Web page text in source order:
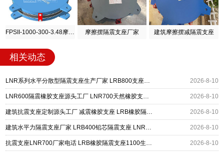
摩擦摆隔震支座厂家 建筑摩擦摆减隔震支座
相关动态
LNR系列水平分散型隔震支座生产厂家 LRB800支座源头工厂 LNR1000橡胶支座源头工厂 2026-8-10
LNR600隔震橡胶支座源头工厂 LNR700天然橡胶支座什么价格 抗震隔震支座厂家 2026-8-10
建筑抗震支座定制源头工厂 减震橡胶支座 LRB橡胶隔震支座800生产厂家 2026-8-10
建筑水平力隔震支座厂家 LRB400铅芯隔震支座 LNR支座 2026-8-10
抗震支座LNR700厂家电话 LRB橡胶隔震支座1100生产厂家 建筑抗震支座装置厂家 2026-8-10